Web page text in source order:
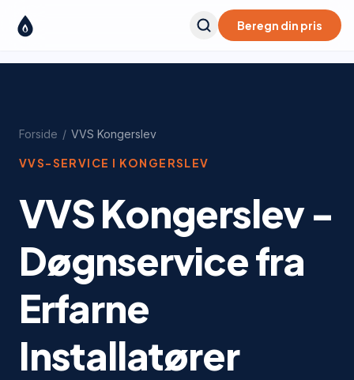
Beregn din pris
Forside / VVS Kongerslev
VVS-SERVICE I KONGERSLEV
VVS Kongerslev -
Døgnservice fra
Erfarne
Installatører